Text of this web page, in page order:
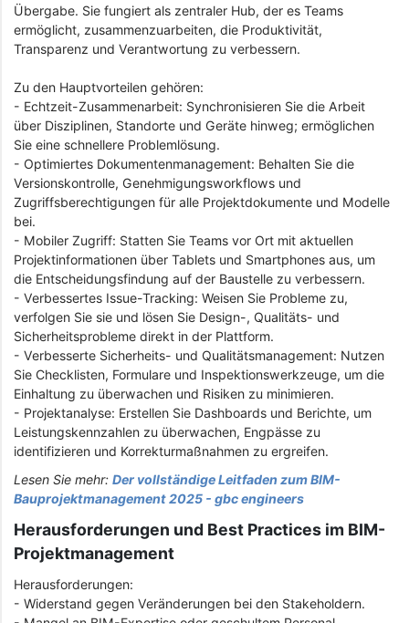
Übergabe. Sie fungiert als zentraler Hub, der es Teams
ermöglicht, zusammenzuarbeiten, die Produktivität,
Transparenz und Verantwortung zu verbessern.
Zu den Hauptvorteilen gehören:
- Echtzeit-Zusammenarbeit: Synchronisieren Sie die Arbeit
über Disziplinen, Standorte und Geräte hinweg; ermöglichen
Sie eine schnellere Problemlösung.
- Optimiertes Dokumentenmanagement: Behalten Sie die
Versionskontrolle, Genehmigungsworkflows und
Zugriffsberechtigungen für alle Projektdokumente und Modelle
bei.
- Mobiler Zugriff: Statten Sie Teams vor Ort mit aktuellen
Projektinformationen über Tablets und Smartphones aus, um
die Entscheidungsfindung auf der Baustelle zu verbessern.
- Verbessertes Issue-Tracking: Weisen Sie Probleme zu,
verfolgen Sie sie und lösen Sie Design-, Qualitäts- und
Sicherheitsprobleme direkt in der Plattform.
- Verbesserte Sicherheits- und Qualitätsmanagement: Nutzen
Sie Checklisten, Formulare und Inspektionswerkzeuge, um die
Einhaltung zu überwachen und Risiken zu minimieren.
- Projektanalyse: Erstellen Sie Dashboards und Berichte, um
Leistungskennzahlen zu überwachen, Engpässe zu
identifizieren und Korrekturmaßnahmen zu ergreifen.
Lesen Sie mehr: Der vollständige Leitfaden zum BIM-
Bauprojektmanagement 2025 - gbc engineers
Herausforderungen und Best Practices im BIM-
Projektmanagement
Herausforderungen:
- Widerstand gegen Veränderungen bei den Stakeholdern.